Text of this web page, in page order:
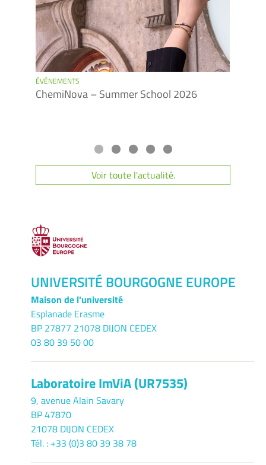
ÉVÉNEMENTS
ChemiNova – Summer School 2026
Voir toute l'actualité.
UNIVERSITÉ BOURGOGNE EUROPE
Maison de l'université
Esplanade Erasme
BP 27877 21078 DIJON CEDEX
03 80 39 50 00
Laboratoire ImViA (UR7535)
9, avenue Alain Savary
BP 47870
21078 DIJON CEDEX
Tél. : +33 (0)3 80 39 38 78